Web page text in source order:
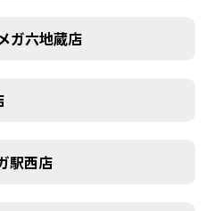
ガ六地蔵店
駅西店